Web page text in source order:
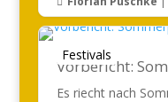
Festivals
Vorbericht:
Es riecht nach